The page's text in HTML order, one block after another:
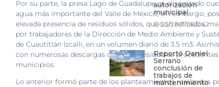
Por su parte, la presa Lago de Guadalupe es el segundo
agua más importante del Valle de México, sin embargo,
elevada presencia de residuos sólidos, que son retirados
por trabajadores de la Dirección de Medio Ambiente y
de Cuautitlán Izcalli, en un volumen diario de 3.5 m3.
con numerosas descargas de aguas residuales
municipios.
Lo anterior formó parte de los planteamientos realizados
autorización
municipal
DCS/280726/242
Reportó Daniel
Serrano
conclusión de
trabajos de
mantenimiento